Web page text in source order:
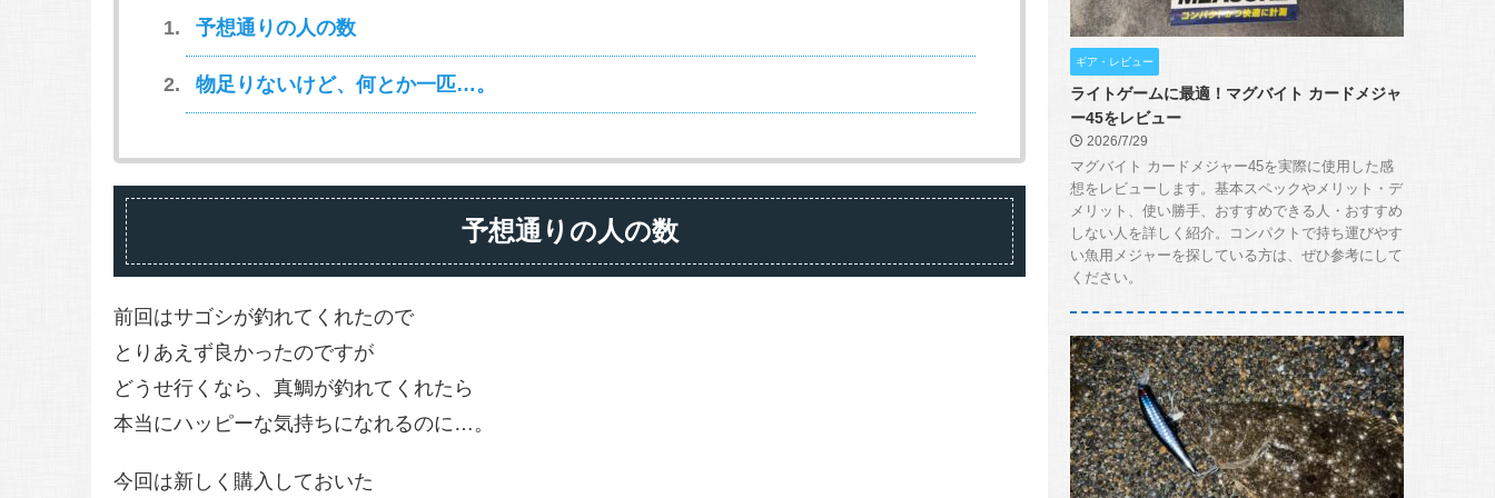
予想通りの人の数
物足りないけど、何とか一匹…。
予想通りの人の数
前回はサゴシが釣れてくれたので
とりあえず良かったのですが
どうせ行くなら、真鯛が釣れてくれたら
本当にハッピーな気持ちになれるのに…。
今回は新しく購入しておいた
ギア・レビュー
ライトゲームに最適！マグバイト カードメジャ
ー45をレビュー
2026/7/29
マグバイト カードメジャー45を実際に使用した感
想をレビューします。基本スペックやメリット・デ
メリット、使い勝手、おすすめできる人・おすすめ
しない人を詳しく紹介。コンパクトで持ち運びやす
い魚用メジャーを探している方は、ぜひ参考にして
ください。